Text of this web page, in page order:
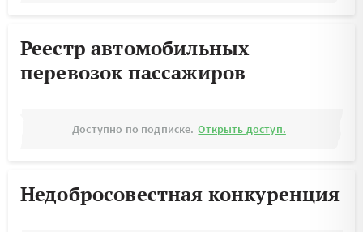
Реестр автомобильных
перевозок пассажиров
Доступно по подписке. Открыть доступ.
Недобросовестная конкуренция